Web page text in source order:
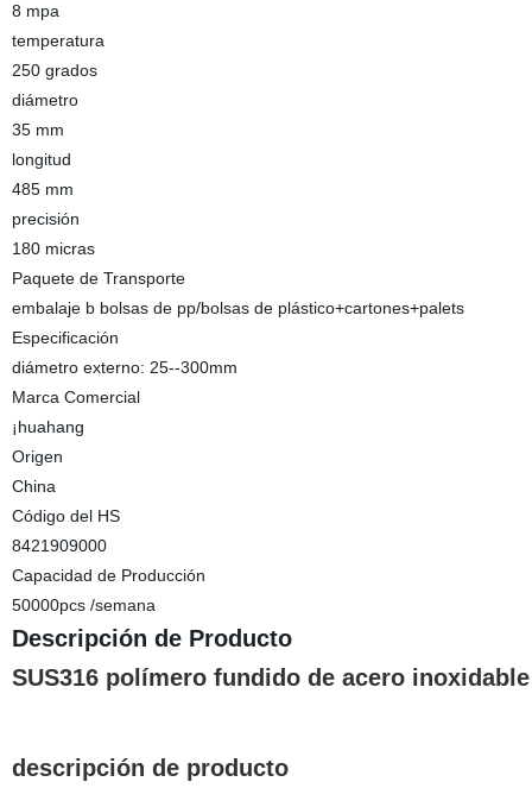
8 mpa
temperatura
250 grados
diámetro
35 mm
longitud
485 mm
precisión
180 micras
Paquete de Transporte
embalaje b bolsas de pp/bolsas de plástico+cartones+palets
Especificación
diámetro externo: 25--300mm
Marca Comercial
¡huahang
Origen
China
Código del HS
8421909000
Capacidad de Producción
50000pcs /semana
Descripción de Producto
SUS316 polímero fundido de acero
descripción de producto